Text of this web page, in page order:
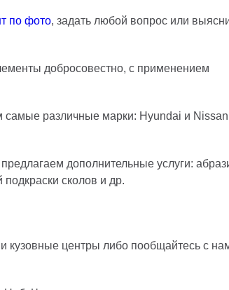
по фото, задать любой вопрос или
добросовестно, с применением
различные марки: Hyundai и
дополнительные услуги:
подкраски сколов и др.
кузовные центры либо пообщайтесь с